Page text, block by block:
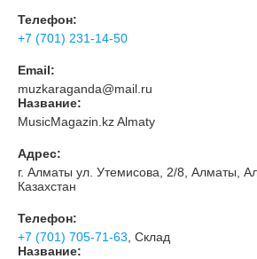
Телефон:
+7 (701) 231-14-50
Email:
muzkaraganda@mail.ru
Название:
MusicMagazin.kz Almaty
Адрес:
г. Алматы ул. Утемисова, 2/8, Алматы,
Казахстан
Телефон:
+7 (701) 705-71-63 , Склад
Название: